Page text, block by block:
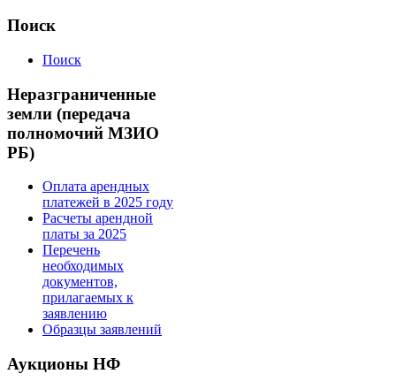
Поиск
Поиск
Неразграниченные
земли (передача
полномочий МЗИО
РБ)
Оплата арендных
платежей в 2025 году
Расчеты арендной
платы за 2025
Перечень
необходимых
документов,
прилагаемых к
заявлению
Образцы заявлений
Аукционы НФ